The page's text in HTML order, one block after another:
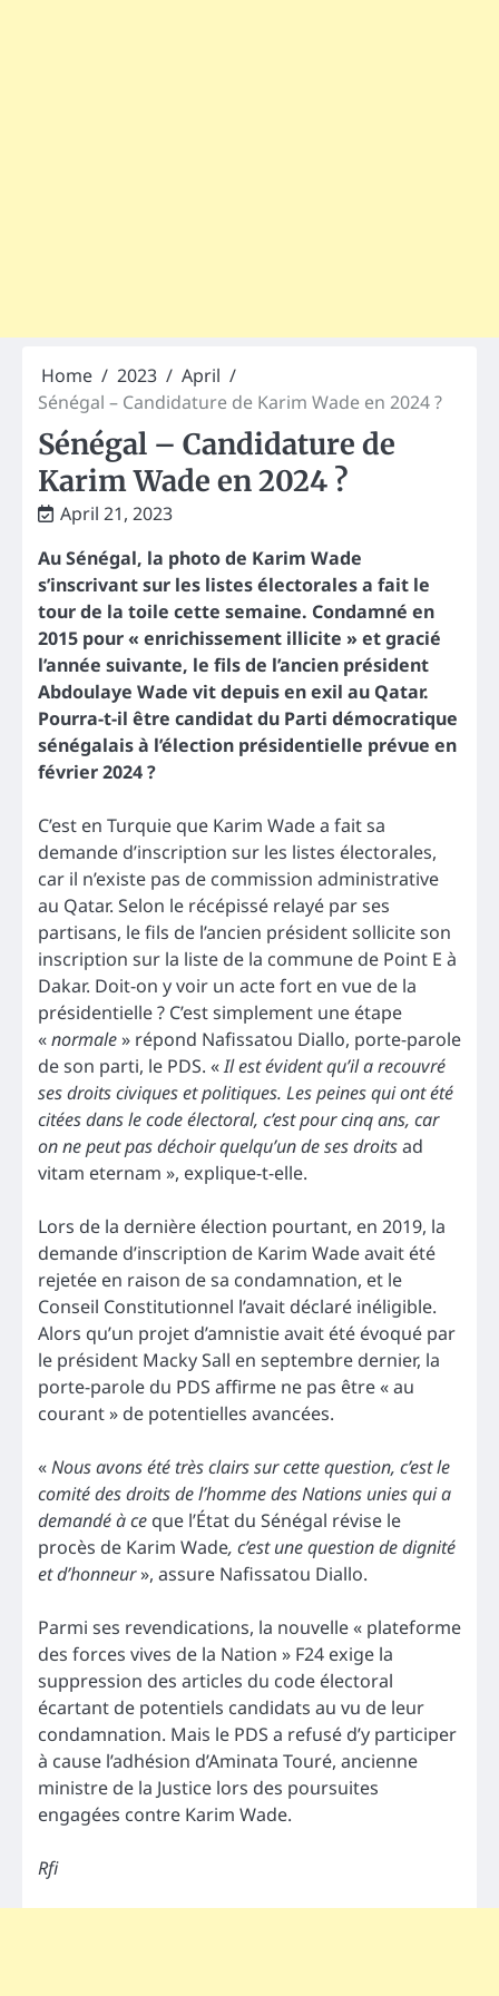
Home 2023
April
Sénégal – Candidature de Karim Wade en 2024 ?
Sénégal – Candidature de
Karim Wade en 2024 ?
April 21, 2023
Au Sénégal, la photo de Karim Wade
s’inscrivant sur les listes électorales a fait le
tour de la toile cette semaine. Condamné en
2015 pour « enrichissement illicite » et gracié
l’année suivante, le fils de l’ancien président
Abdoulaye Wade vit depuis en exil au Qatar.
Pourra-t-il être candidat du Parti démocratique
sénégalais à l’élection présidentielle prévue en
février 2024 ?
C’est en Turquie que Karim Wade a fait sa
demande d’inscription sur les listes électorales,
car il n’existe pas de commission administrative
au Qatar. Selon le récépissé relayé par ses
partisans, le fils de l’ancien président sollicite son
inscription sur la liste de la commune de Point E à
Dakar. Doit-on y voir un acte fort en vue de la
présidentielle ? C’est simplement une étape
«normale» répond Nafissatou Diallo, porte-parole
de son parti, le PDS. «Il est évident qu’il a recouvré
ses droits civiques et politiques. Les peines qui ont été
citées dans le code électoral, c’est pour cinq ans, car
on ne peut pas déchoir quelqu’un de ses droitsad
vitam eternam », explique-t-elle.
Lors de la dernière élection pourtant, en 2019, la
demande d’inscription de Karim Wade avait été
rejetée en raison de sa condamnation, et le
Conseil Constitutionnel l’avait déclaré inéligible.
Alors qu’un projet d’amnistie avait été évoqué par
le président Macky Sall en septembre dernier, la
porte-parole du PDS affirme ne pas être « au
courant » de potentielles avancées.
«Nous avons été très clairs sur cette question, c’est le
comité des droits de l’homme des Nations unies qui a
demandé à ce que l’État du Sénégal révise le
procès de Karim Wade, c’est une question de dignité
et d’honneur», assure Nafissatou Diallo.
Parmi ses revendications, la nouvelle « plateforme
des forces vives de la Nation » F24 exige la
suppression des articles du code électoral
écartant de potentiels candidats au vu de leur
condamnation. Mais le PDS a refusé d’y participer
à cause l’adhésion d’Aminata Touré, ancienne
ministre de la Justice lors des poursuites
engagées contre Karim Wade.
Rfi